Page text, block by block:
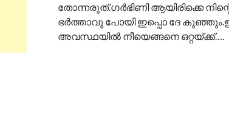
തോന്നരുത്.ഗർഭിണി ആയിരിക്കെ
ഭർത്താവു പോയി ഇപ്പൊ ദേ
അവസ്ഥയിൽ നീയെങ്ങനെ ഒറ്റയ്ക്ക്….